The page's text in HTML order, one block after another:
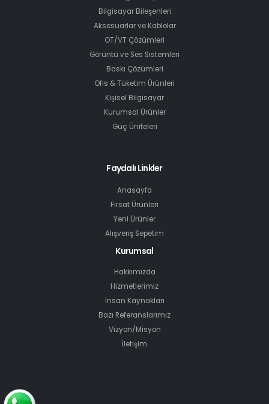
Bilgisayar Bileşenleri
Aksesuarlar ve Kablolar
OT/VT Çözümleri
Görüntü ve Ses Sistemleri
Baskı Çözümleri
Ofis & Tüketim Ürünleri
Kişisel Bilgisayar
Kurumsal Ürünler
Güç Üniteleri
Faydalı Linkler
Anasayfa
Fırsat Ürünleri
Yeni Ürünler
Alışveriş Sepetim
Kurumsal
Hakkımızda
Hizmetlerimiz
İnsan Kaynakları
Bazı Referanslarımız
Vizyon/Misyon
İletişim